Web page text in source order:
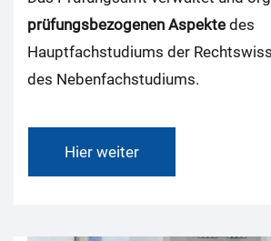
prüfungsbezogenen Aspekte des
Hauptfachstudiums der
des Nebenfachstudiums.
Hier weiter